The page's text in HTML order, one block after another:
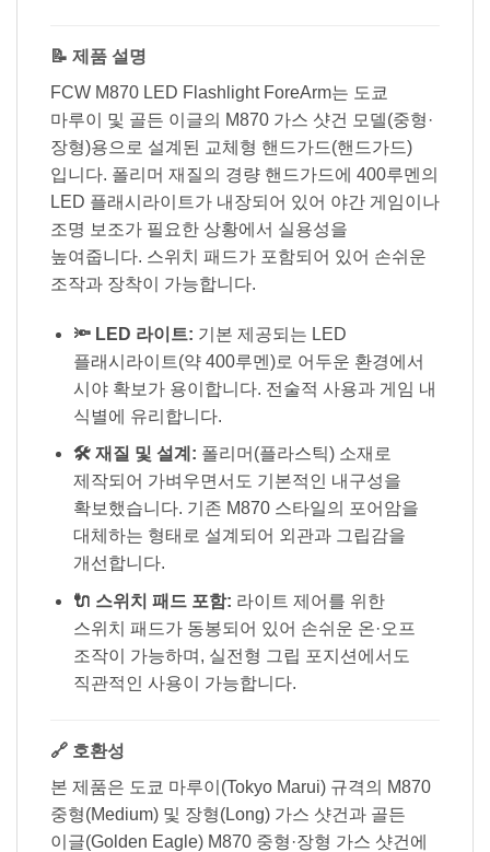
📝 제품 설명
FCW M870 LED Flashlight ForeArm는 도쿄
마루이 및 골든 이글의 M870 가스 샷건 모델(중형·
장형)용으로 설계된 교체형 핸드가드(핸드가드)
입니다. 폴리머 재질의 경량 핸드가드에 400루멘의
LED 플래시라이트가 내장되어 있어 야간 게임이나
조명 보조가 필요한 상황에서 실용성을
높여줍니다. 스위치 패드가 포함되어 있어 손쉬운
조작과 장착이 가능합니다.
🔦 LED 라이트: 기본 제공되는 LED
플래시라이트(약 400루멘)로 어두운 환경에서
시야 확보가 용이합니다. 전술적 사용과 게임 내
식별에 유리합니다.
🛠️ 재질 및 설계: 폴리머(플라스틱) 소재로
제작되어 가벼우면서도 기본적인 내구성을
확보했습니다. 기존 M870 스타일의 포어암을
대체하는 형태로 설계되어 외관과 그립감을
개선합니다.
🔌 스위치 패드 포함: 라이트 제어를 위한
스위치 패드가 동봉되어 있어 손쉬운 온·오프
조작이 가능하며, 실전형 그립 포지션에서도
직관적인 사용이 가능합니다.
🔗 호환성
본 제품은 도쿄 마루이(Tokyo Marui) 규격의 M870
중형(Medium) 및 장형(Long) 가스 샷건과 골든
이글(Golden Eagle) M870 중형·장형 가스 샷건에